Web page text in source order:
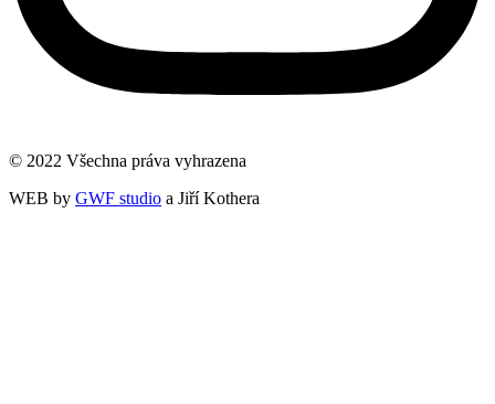
© 2022 Všechna práva vyhrazena
WEB by GWF studio a Jiří Kothera